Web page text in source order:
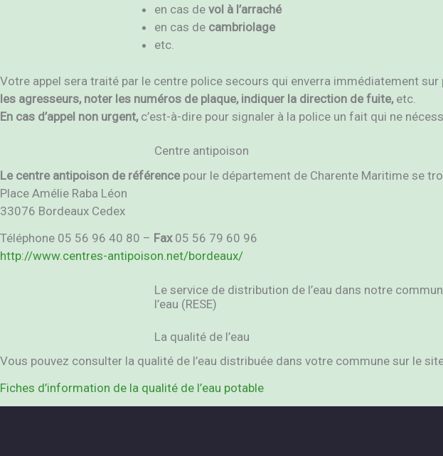
en cas de vol à l’arraché
en cas de cambriolage
etc.
Votre appel sera traité par le centre police secours qui enverra immédiatement
les agresseurs, noter les numéros de plaque, indiquer la direction de fuite, etc.
En cas d’appel non urgent, c’est-à-dire pour signaler à la police un fait qui ne
Centre antipoison
Le centre antipoison de référence pour le département de Charente Maritime se
Place Amélie Raba Léon
33076 Bordeaux Cedex
Téléphone 05 56 96 40 80 – Fax 05 56 79 60 96
http://www.centres-antipoison.net/bordeaux/
Le service de distribution de l’eau dans notre
l’eau (RESE)
La qualité de l’eau
Vous pouvez consulter la qualité de l’eau distribuée dans votre commune sur le
Fiches d’information de la qualité de l’eau potable